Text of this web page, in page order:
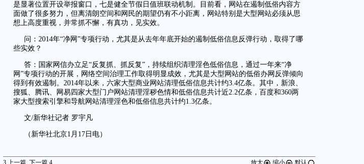
是显著位置开设举报窗口，七是健全节假日值班联动机制。目前看，网站在遏制低俗内容方
面做了很多努力，但离清朗空间和网民的期望仍有不小距离，网站特别是大型网站必须从思
想上高度重视，并常抓不懈，有真功，见实效。
问：2014年“净网”专项行动，尤其是从去年年底开始的遏制低俗信息反弹行动，取得了哪
些实效？
答：国家网信办立足“反复抓、抓反复”，持续组织清理淫色低俗信息，通过一年来“净
网”专项行动的开展，网络空间治理工作取得明显成效，尤其是大型网站的低俗办网反弹倾向
得到有效遏制。2014年以来，六家大型商业网站清理低俗信息共计约3.4亿条。其中，新浪、
搜狐、腾讯、网易四家大型门户网站清理淫秽色情和低俗信息共计近2.2亿条，百度和360两
家大型搜索引擎和导航网站清理淫色和低俗信息共计约1.3亿条。
文/新华社记者 罗宇凡
（新华社北京1月17日电）
3上一篇 下一篇 4 放大 缩小 默认